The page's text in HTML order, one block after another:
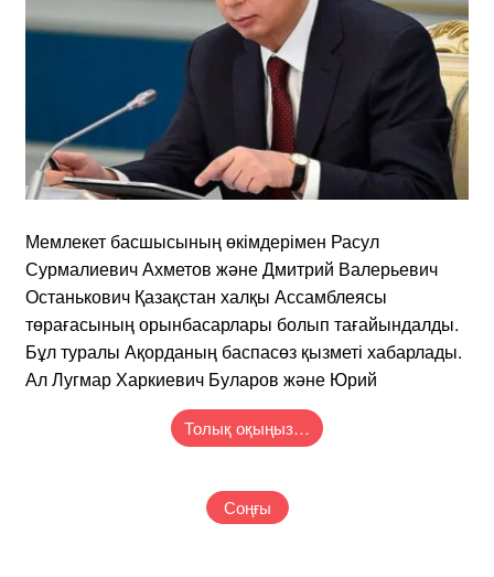
Мемлекет басшысының өкімдерімен Расул
Сурмалиевич Ахметов және Дмитрий Валерьевич
Останькович Қазақстан халқы Ассамблеясы
төрағасының орынбасарлары болып тағайындалды.
Бұл туралы Ақорданың баспасөз қызметі хабарлады.
Ал Лугмар Харкиевич Буларов және Юрий
Толық оқыңыз…
Соңғы